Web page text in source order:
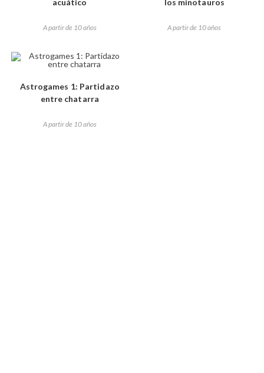
acuático
A partir de 10 años
los minotauros
A partir de 10 años
Astrogames 1: Partidazo
entre chatarra
A partir de 10 años